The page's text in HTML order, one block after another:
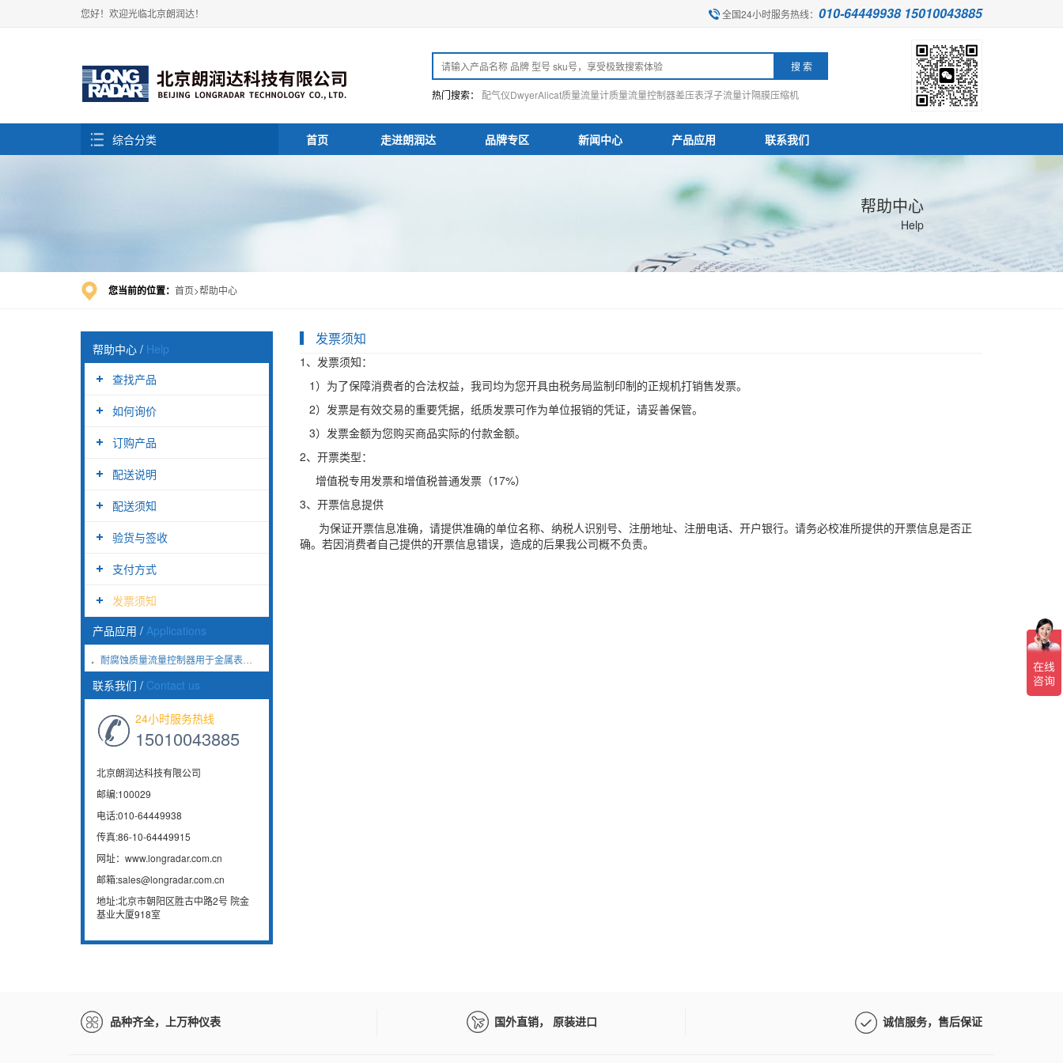
您好！欢迎光临北京朗润达！ 全国24小时服务热线： 010-64449938 15010043885
热门搜索： 配气仪DwyerAlicat质量流量计质量流量控制器差压表浮子流量计隔膜压缩机
综合分类 首页 走进朗润达 品牌专区 新闻中心 产品应用 联系我们
帮助中心
Help
您当前的位置： 首页 帮助中心
帮助中心 / Help
查找产品
如何询价
订购产品
配送说明
配送须知
验货与签收
支付方式
发票须知
产品应用 / Applications
耐腐蚀质量流量控制器用于金属表面氮化处理
联系我们 / Contact us
24小时服务热线
15010043885
北京朗润达科技有限公司
邮编:100029
电话:010-64449938
传真:86-10-64449915
网址：www.longradar.com.cn
邮箱:sales@longradar.com.cn
地址:北京市朝阳区胜古中路2号 院金
基业大厦918室
发票须知
1、发票须知：
1）为了保障消费者的合法权益，我司均为您开具由税务局监制印制的正规机打销售发票。
2）发票是有效交易的重要凭据，纸质发票可作为单位报销的凭证，请妥善保管。
3）发票金额为您购买商品实际的付款金额。
2、开票类型：
增值税专用发票和增值税普通发票（17%）
3、开票信息提供
为保证开票信息准确，请提供准确的单位名称、纳税人识别号、注册地址、注册电话、开户银行。请务必校准所提供的开票信息是否正
确。若因消费者自己提供的开票信息错误，造成的后果我公司概不负责。
品种齐全，上万种仪表 国外直销， 原装进口 诚信服务，售后保证